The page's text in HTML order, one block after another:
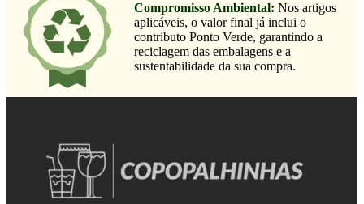
Compromisso Ambiental: Nos artigos
aplicáveis, o valor final já inclui o
contributo Ponto Verde, garantindo a
reciclagem das embalagens e a
sustentabilidade da sua compra.